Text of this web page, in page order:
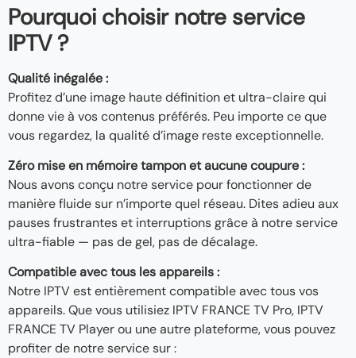
Pourquoi choisir notre service
IPTV ?
Qualité inégalée :
Profitez d’une image haute définition et ultra-claire qui
donne vie à vos contenus préférés. Peu importe ce que
vous regardez, la qualité d’image reste exceptionnelle.
Zéro mise en mémoire tampon et aucune coupure :
Nous avons conçu notre service pour fonctionner de
manière fluide sur n’importe quel réseau. Dites adieu aux
pauses frustrantes et interruptions grâce à notre service
ultra-fiable — pas de gel, pas de décalage.
Compatible avec tous les appareils :
Notre IPTV est entièrement compatible avec tous vos
appareils. Que vous utilisiez IPTV FRANCE TV Pro, IPTV
FRANCE TV Player ou une autre plateforme, vous pouvez
profiter de notre service sur :